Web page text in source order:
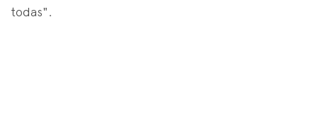
todas".